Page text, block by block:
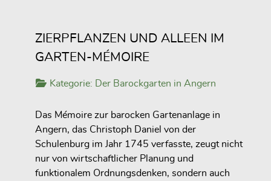
ZIERPFLANZEN UND ALLEEN IM
GARTEN-MÉMOIRE
Kategorie: Der Barockgarten in Angern
Das Mémoire zur barocken Gartenanlage in
Angern, das Christoph Daniel von der
Schulenburg im Jahr 1745 verfasste, zeugt nicht
nur von wirtschaftlicher Planung und
funktionalem Ordnungsdenken, sondern auch